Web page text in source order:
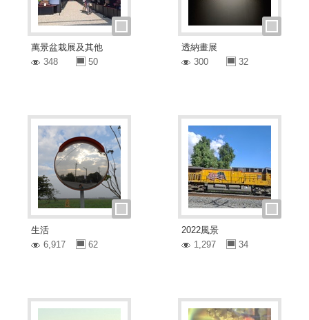
萬景盆栽展及其他
348
50
透納畫展
300
32
生活
6,917
62
2022風景
1,297
34